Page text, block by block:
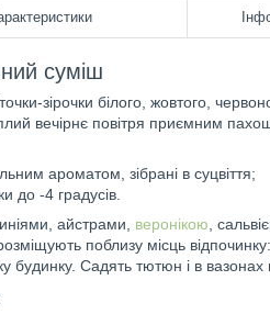
суміш
зірочки білого, жовтого,
вечірнє повітря приємним
ароматом, зібрані в суцвіття;
до -4 градусів.
айстрами, веронікою ,
поблизу місць
будинку. Садять тютюн і в вазонах